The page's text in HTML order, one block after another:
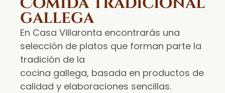
gallega
En Casa Villaronta encontrarás una
selección de platos que forman parte la
tradición de la
cocina gallega, basada en productos de
calidad y elaboraciones sencillas.